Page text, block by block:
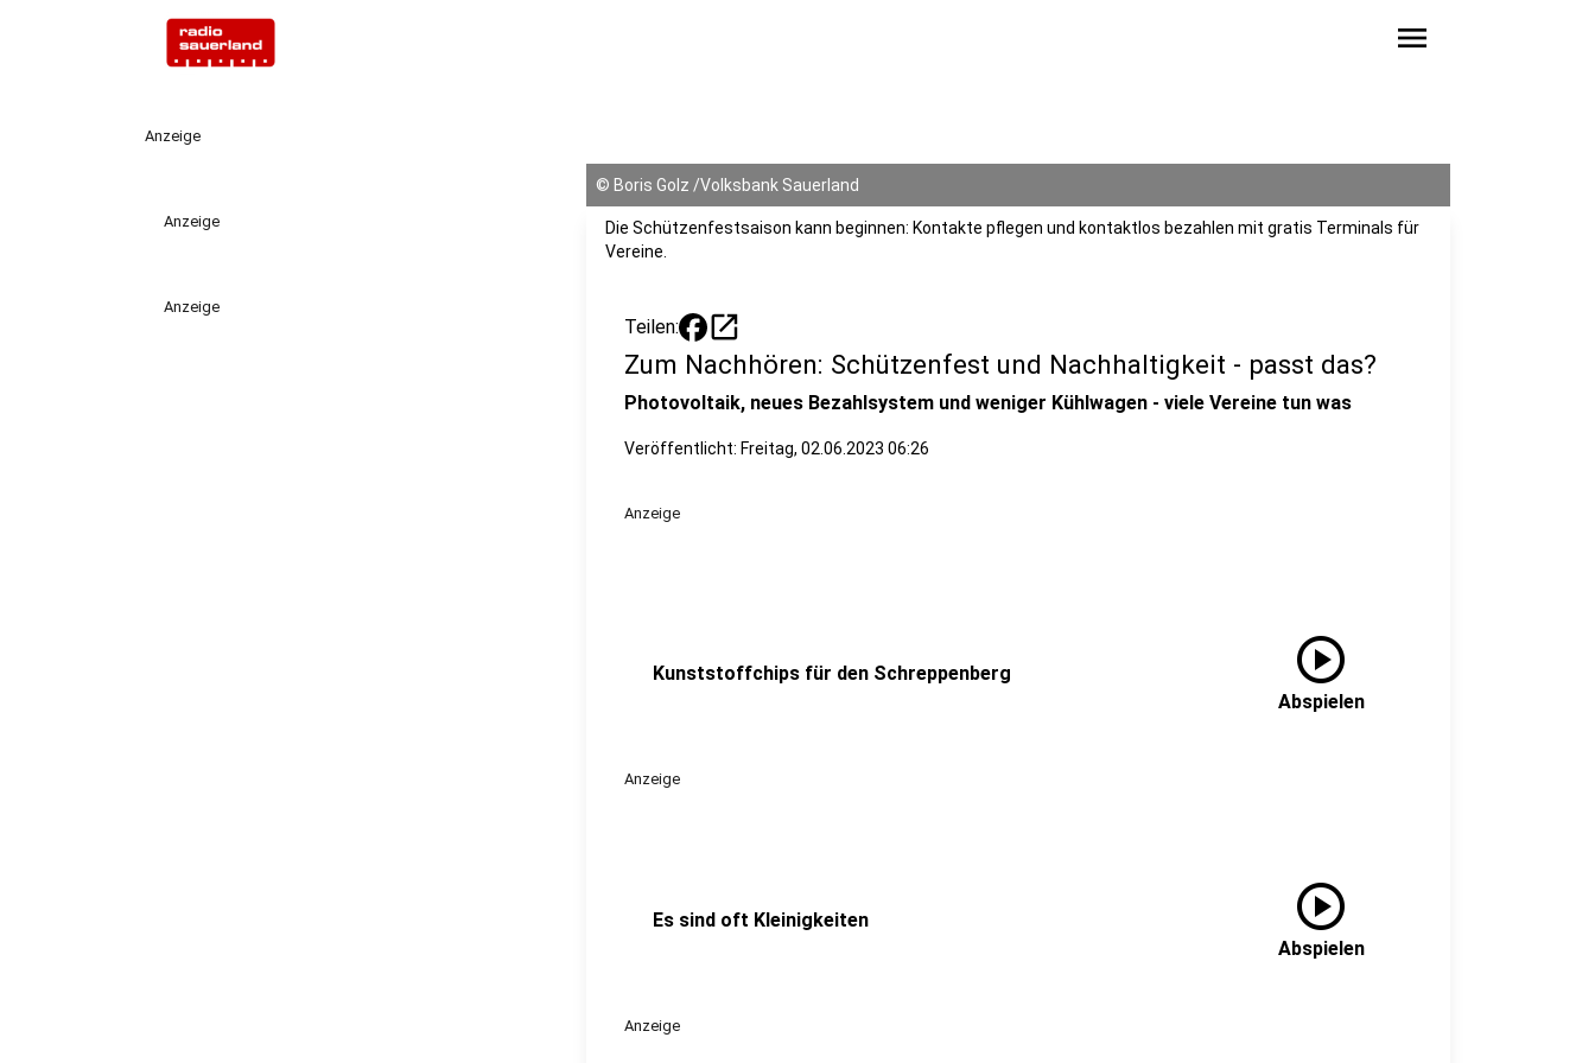
menu
Anzeige
Anzeige
Anzeige
© Boris Golz /Volksbank Sauerland
Die Schützenfestsaison kann beginnen: Kontakte pflegen und kontaktlos bezahlen mit gratis Terminals für
Vereine.
Teilen: open_in_new
Zum Nachhören: Schützenfest und Nachhaltigkeit - passt das?
Photovoltaik, neues Bezahlsystem und weniger Kühlwagen - viele Vereine tun was
Veröffentlicht: Freitag, 02.06.2023 06:26
Anzeige
Kunststoffchips für den Schreppenberg play_circle
Abspielen
Anzeige
Es sind oft Kleinigkeiten play_circle
Abspielen
Anzeige